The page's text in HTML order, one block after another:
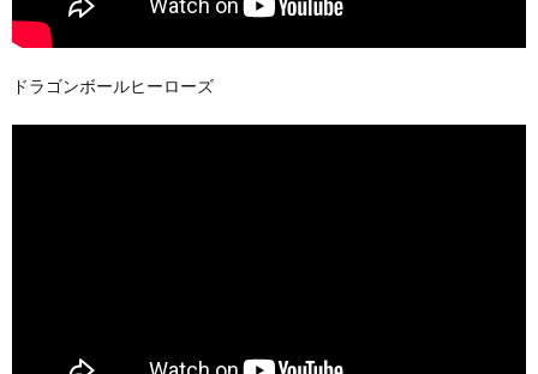
ドラゴンボールヒーローズ